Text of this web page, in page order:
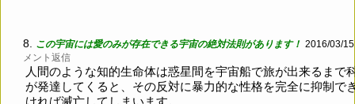
8. この宇宙には愛のみが存在できる宇宙の絶対法則があります！ 2016/03/15
メント返信
人間のような知的生命体は惑星間を宇宙船で旅が出来るまで
が発達してくると、その反対に暴力的な性格を完全に抑制で